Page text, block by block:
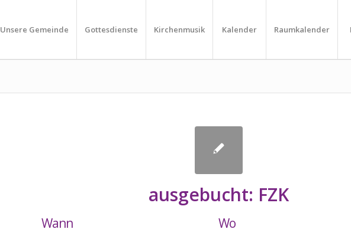
Unsere Gemeinde Gottesdienste Kirchenmusik Kalender Raumkalender
ausgebucht: FZK
Wann Wo